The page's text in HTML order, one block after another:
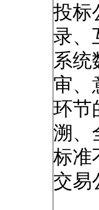
投标
录、
系统
审、
环节
溯、
标准
交易